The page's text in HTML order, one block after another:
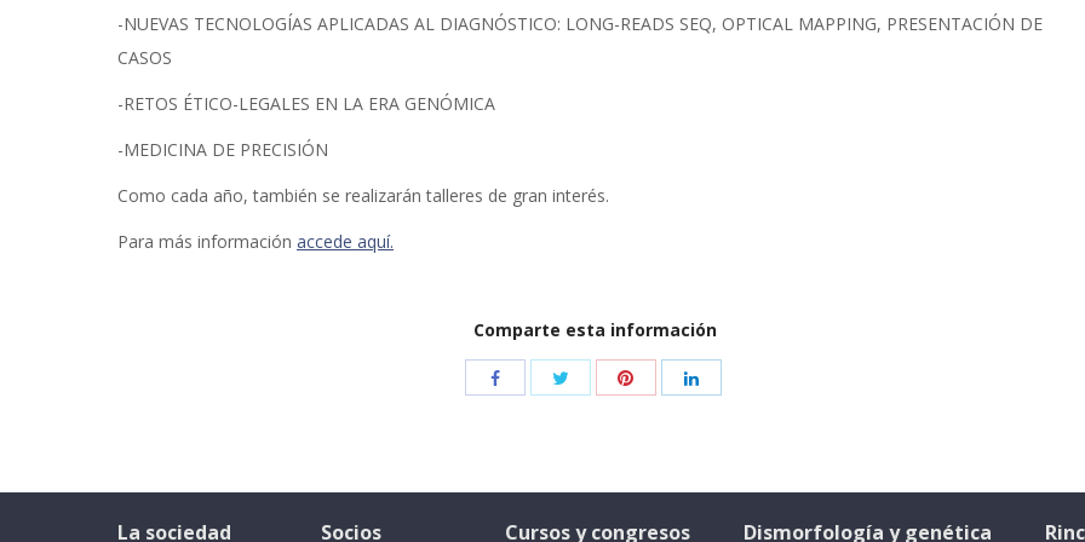
-NUEVAS TECNOLOGÍAS APLICADAS AL DIAGNÓSTICO: LONG-READS SEQ, OPTICAL MAPPING, PRESENTACIÓN DE
CASOS
-RETOS ÉTICO-LEGALES EN LA ERA GENÓMICA
-MEDICINA DE PRECISIÓN
Como cada año, también se realizarán talleres de gran interés.
Para más información accede aquí.
Comparte esta información
La sociedad Socios Cursos y congresos Dismorfología y genética